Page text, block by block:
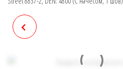
NAJA STREET 8837-1, DEN: